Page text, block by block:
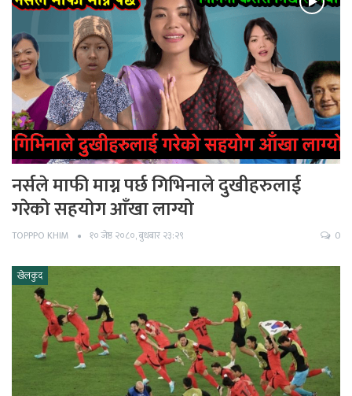
नर्सले माफी माग्न पर्छ गिभिनाले दुखीहरुलाई
गरेको सहयोग आँखा लाग्यो
TOPPPO KHIM १० जेष्ठ २०८०, बुधबार २३:२९ 0
खेलकुद